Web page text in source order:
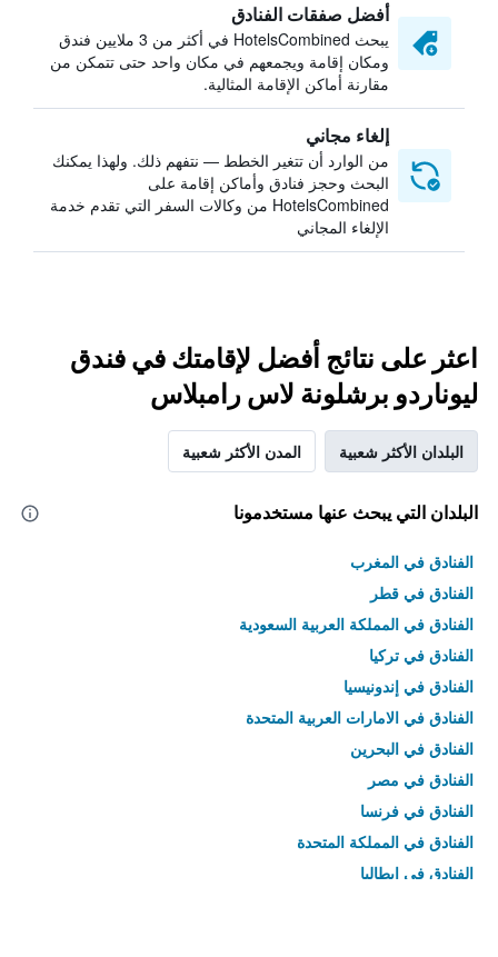
أفضل صفقات الفنادق
يبحث HotelsCombined في أكثر من 3 ملايين فندق
ومكان إقامة ويجمعهم في مكان واحد حتى تتمكن من
مقارنة أماكن الإقامة المثالية.
إلغاء مجاني
من الوارد أن تتغير الخطط — نتفهم ذلك. ولهذا يمكنك
البحث وحجز فنادق وأماكن إقامة على
HotelsCombined من وكالات السفر التي تقدم خدمة
الإلغاء المجاني
اعثر على نتائج أفضل لإقامتك في فندق
ليوناردو برشلونة لاس رامبلاس
البلدان الأكثر شعبية المدن الأكثر شعبية
البلدان التي يبحث عنها مستخدمونا
الفنادق في المغرب
الفنادق في قطر
الفنادق في المملكة العربية السعودية
الفنادق في تركيا
الفنادق في إندونيسيا
الفنادق في الامارات العربية المتحدة
الفنادق في البحرين
الفنادق في مصر
الفنادق في فرنسا
الفنادق في المملكة المتحدة
الفنادق في إيطاليا